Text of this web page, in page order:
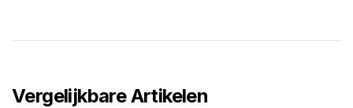
Vergelijkbare Artikelen